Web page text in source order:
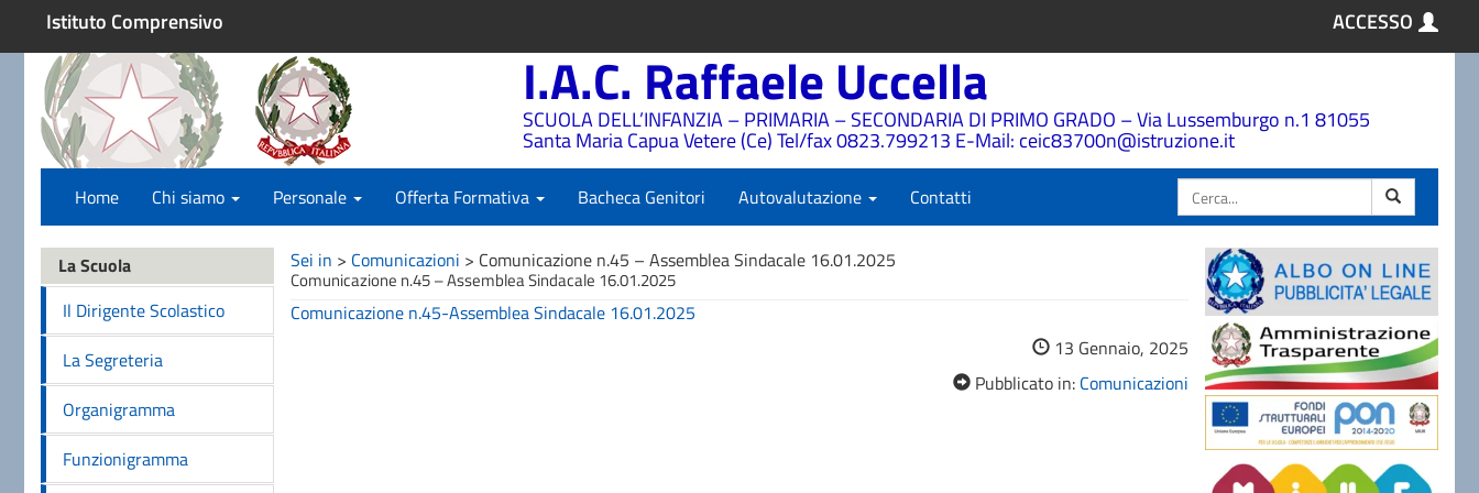
Istituto Comprensivo ACCESSO
I.A.C. Raffaele Uccella
SCUOLA DELL’INFANZIA – PRIMARIA – SECONDARIA DI PRIMO GRADO – Via Lussemburgo n.1 81055
Santa Maria Capua Vetere (Ce) Tel/fax 0823.799213 E-Mail: ceic83700n@istruzione.it
Cerca
Home Chi siamo Personale Offerta Formativa Bacheca Genitori Autovalutazione Contatti
La Scuola
Il Dirigente Scolastico
La Segreteria
Organigramma
Funzionigramma
Sei in > Comunicazioni > Comunicazione n.45 – Assemblea Sindacale 16.01.2025
Comunicazione n.45 – Assemblea Sindacale 16.01.2025
Comunicazione n.45-Assemblea Sindacale 16.01.2025
13 Gennaio, 2025
Pubblicato in: Comunicazioni